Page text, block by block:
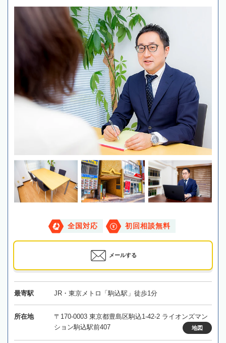
全国対応 初回相談無料
メールする
最寄駅 JR・東京メトロ「駒込駅」徒歩1分
所在地
〒170-0003 東京都豊島区駒込1-42-2 ライオンズマン
ション駒込駅前407
地図